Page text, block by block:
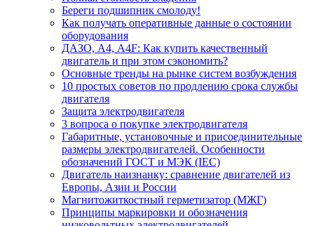
Береги подшипник смолоду!
Как получать оперативные данные о состоянии
оборудования
ДАЗО, А4, А4F: Как купить качественный
двигатель и при этом сэкономить?
Основные тренды на рынке систем возбуждения
10 простых советов по продлению срока службы
двигателя
Защита электродвигателя
3 вопроса о покупке электродвигателя
Габаритные, установочные и присоединительные
размеры электродвигателей. Особенности
обозначений ГОСТ и МЭК (IEC)
Двигатель наизнанку: сравнение двигателей из
Европы, Азии и России
Магнитожиткостный герметизатор (МЖГ)
Принципы маркировки и обозначения